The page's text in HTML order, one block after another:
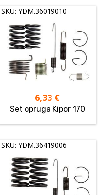
SKU: YDM.36019010
6,33 €
Set opruga Kipor 170
SKU: YDM.36419006